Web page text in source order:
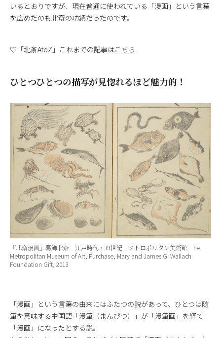
いるとおりですが、現在普通に使われている「漫画」という言葉
を広めたのも北斎の功績だったのです。
♡「北斎AtoZ」これまでの記事はこちら
ひとつひとつの描写が見惚れるほど魅力的！
『北斎漫画』葛飾北斎 江戸時代・19世紀 メトロポリタン美術館 he
Metropolitan Museum of Art, Purchase, Mary and James G. Wallach
Foundation Gift, 2013
「漫画」という言葉の由来にはふたつの説があって、ひとつは随
筆を意味する中国語「漫筆（まんぴつ）」が「漫筆画」を経て
「漫画」になったとする説。